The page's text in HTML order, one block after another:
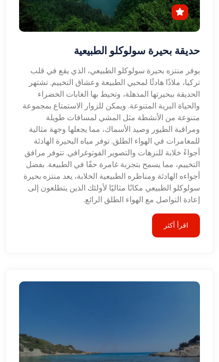
حديقة بحيرة سولوكلو الطبيعية
يوفر منتزه بحيرة سولوكلو الطبيعي، الذي يقع في قلب
تركيا، ملاذًا هادئًا لمحبي الطبيعة وعشاق التخييم. تشتهر
الحديقة ببحيرتها المذهلة، وتحيط بها الغابات الخضراء
والحياة البرية المتنوعة. ويمكن للزوار الاستمتاع بمجموعة
متنوعة من الأنشطة مثل المشي لمسافات طويلة
ومراقبة الطيور وصيد الأسماك، مما يجعلها وجهة مثالية
للمغامرات في الهواء الطلق. توفر مياه البحيرة الهادئة
أجواءً خلابة للنزهات والتصوير الفوتوغرافي. تتوفر مرافق
التخييم، مما يسمح بتجربة غامرة حقًا في الطبيعة. بفضل
أجواءه الهادئة ومناظره الطبيعية الخلابة، يعد منتزه بحيرة
سولوكلو الطبيعي مكانًا مثاليًا لأولئك الذين يتطلعون إلى
إعادة التواصل مع الهواء الطلق الرائع.
اقرأ أكثر